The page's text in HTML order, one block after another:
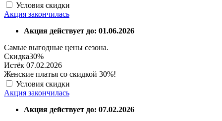
Условия скидки
Акция закончилась
Акция действует до: 01.06.2026
Самые выгодные цены сезона.
Скидка30%
Истёк 07.02.2026
Женские платья со скидкой 30%!
Условия скидки
Акция закончилась
Акция действует до: 07.02.2026